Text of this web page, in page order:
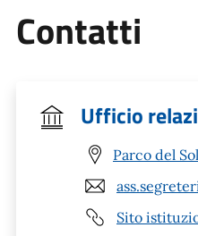
Contatti
Ufficio
Parco del
Sito